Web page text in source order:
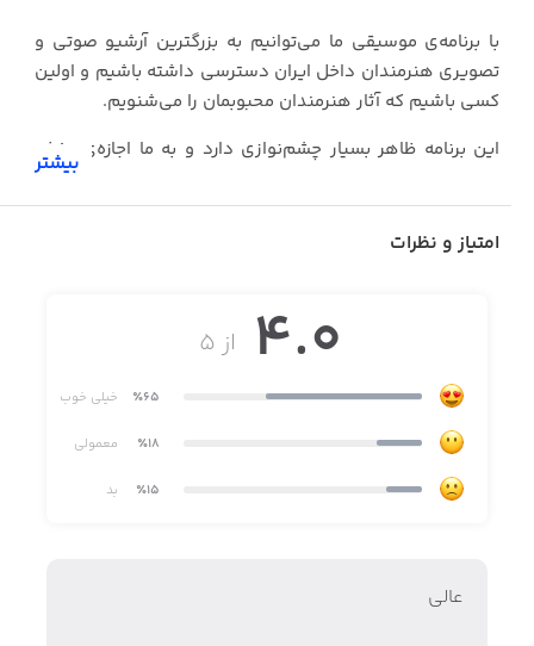
با برنامه‌ی موسیقی ما می‌توانیم به بزرگترین آرشیو صوتی و
تصویری هنرمندان داخل ایران دسترسی داشته باشیم و اولین
کسی باشیم که آثار هنرمندان محبوبمان را می‌شنویم.
این برنامه ظاهر بسیار چشم‌نوازی دارد و به ما اجازه‌ی پخش
و آهنگ‌های مورد علاقه‌مان را ذخیره کنیم.‌
بیشتر
امتیاز و نظرات
از ۵ 4.0
٪65 خیلی خوب
٪18 معمولی
٪15 بد
عالي